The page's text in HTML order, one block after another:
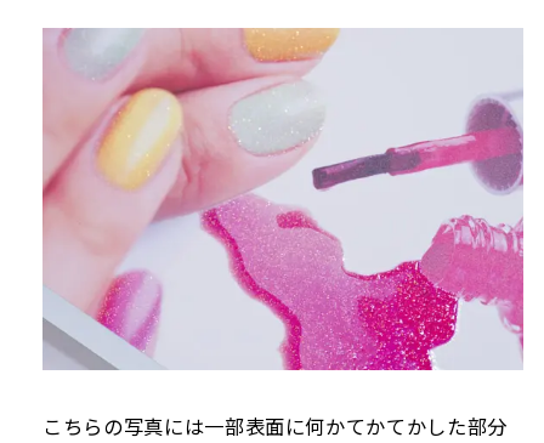
こちらの写真には一部表面に何かてかてかした部分